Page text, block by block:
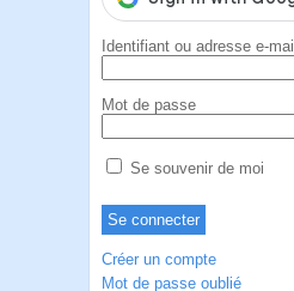
Identifiant ou adresse e-mail
Mot de passe
Se souvenir de moi
Créer un compte
Mot de passe oublié